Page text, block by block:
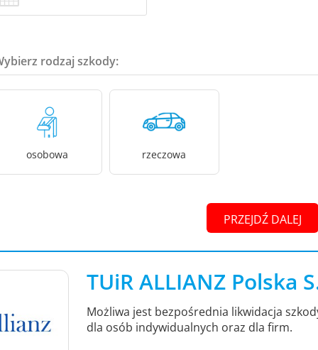
rodzaj szkody:
osobowa rzeczowa
PRZEJDŹ DALEJ
TUiR ALLIANZ Polska
Możliwa jest bezpośrednia likwidacja
dla osób indywidualnych oraz dla firm.